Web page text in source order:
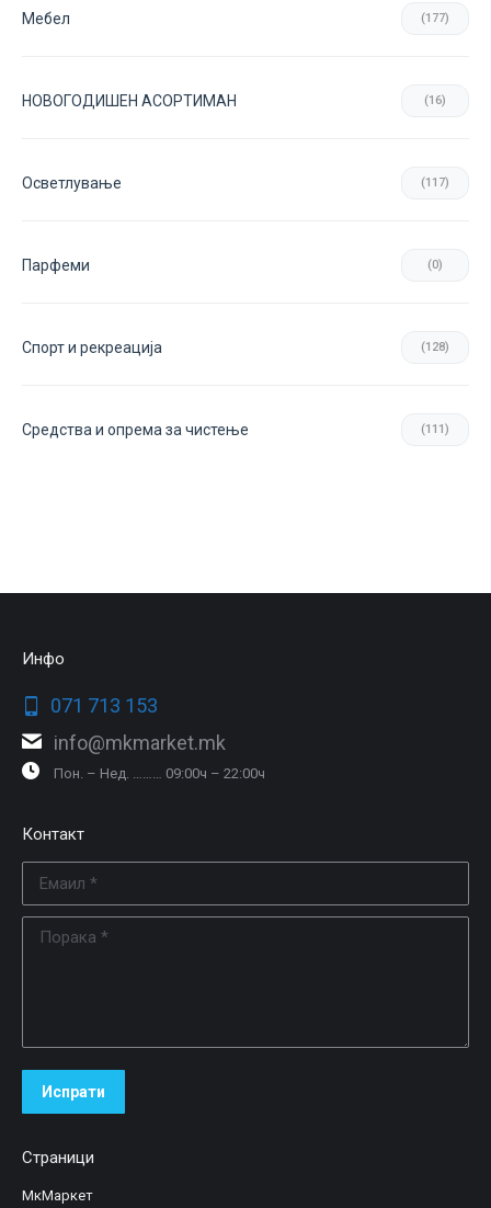
Мебел (177)
НОВОГОДИШЕН АСОРТИМАН (16)
Осветлување (117)
Парфеми (0)
Спорт и рекреација (128)
Средства и опрема за чистење (111)
Инфо
071 713 153
info@mkmarket.mk
Пон. – Нед. ……… 09:00ч – 22:00ч
Контакт
Порака *
Испрати
Страници
МкМаркет